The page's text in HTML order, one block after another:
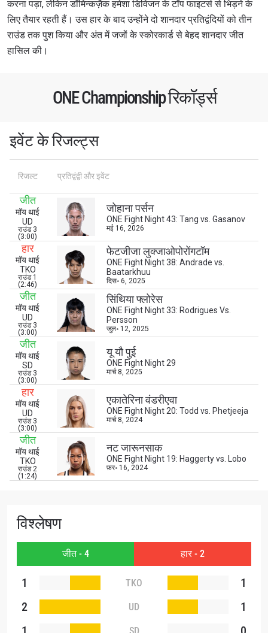
करना पड़ा, लेकिन डॉमिन्कज़ैक हमेशा डिविजन के टॉप फाइटर्स से भिड़ने के
लिए तैयार रहती हैं। उस हार के बाद उन्होंने दो शानदार प्रतिद्वंदियों को तीन
राउंड तक पुश किया और अंत में जजों के स्कोरकार्ड से बेहद शानदार जीत
हासिल की।
ONE Championship रिकॉर्ड्स
इवेंट के रिजल्ट्स
रिजल्ट प्रतिद्वंद्वी और इवेंट
जीत
मॉय थाई
UD
राउंड 3
(3:00)
जोहाना पर्सन
ONE Fight Night 43: Tang vs. Gasanov
मई 16, 2026
हार
मॉय थाई
TKO
राउंड 1
(2:46)
फेटजीजा लुक्जाओपोरोंगटॉम
ONE Fight Night 38: Andrade vs.
Baatarkhuu
दिस॰ 6, 2025
जीत
मॉय थाई
UD
राउंड 3
(3:00)
सिंथिया फ्लोरेस
ONE Fight Night 33: Rodrigues Vs.
Persson
जुल॰ 12, 2025
जीत
मॉय थाई
SD
राउंड 3
(3:00)
यू यौ पुई
ONE Fight Night 29
मार्च 8, 2025
हार
मॉय थाई
UD
राउंड 3
(3:00)
एकातेरिना वंडरीएवा
ONE Fight Night 20: Todd vs. Phetjeeja
मार्च 8, 2024
जीत
मॉय थाई
TKO
राउंड 2
(1:24)
नट जारूनसाक
ONE Fight Night 19: Haggerty vs. Lobo
फ़र॰ 16, 2024
विश्लेषण
जीत - 4 हार - 2
1 TKO
1
2
UD
1
SD
प्रतिद्वंद्वी
इवेंट
STAY IN THE KNOW
Take ONE Championship wherever you go! Sign up now
to gain access to latest news, unlock special offers
and get first access to the best seats to our live
events.
ईमेल
नाम
By submitting this form, you are agreeing to our
collection, use and disclosure of your information
under ourPrivacy Policy. You may unsubscribe from
these communications at any time.